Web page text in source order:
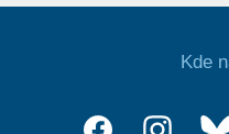
Kde